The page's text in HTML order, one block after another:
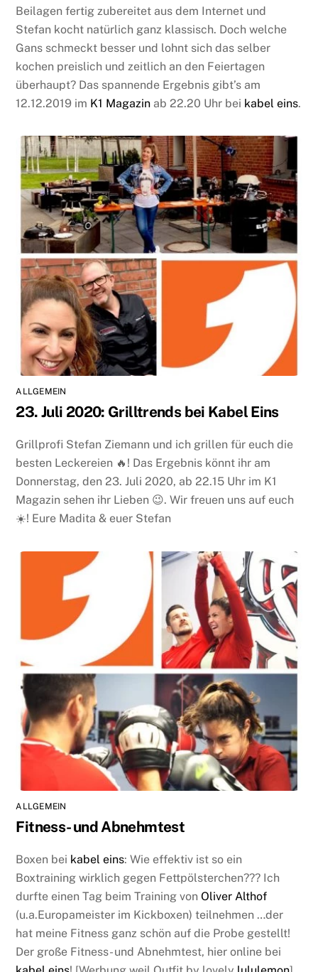
Beilagen fertig zubereitet aus dem Internet und
Stefan kocht natürlich ganz klassisch. Doch welche
Gans schmeckt besser und lohnt sich das selber
kochen preislich und zeitlich an den Feiertagen
überhaupt? Das spannende Ergebnis gibt’s am
12.12.2019 im K1 Magazin ab 22.20 Uhr bei kabel eins.
ALLGEMEIN
23. Juli 2020: Grilltrends bei Kabel Eins
Grillprofi Stefan Ziemann und ich grillen für euch die
besten Leckereien 🔥! Das Ergebnis könnt ihr am
Donnerstag, den 23. Juli 2020, ab 22.15 Uhr im K1
Magazin sehen ihr Lieben 😉. Wir freuen uns auf euch
☀️! Eure Madita & euer Stefan
ALLGEMEIN
Fitness- und Abnehmtest
Boxen bei kabel eins: Wie effektiv ist so ein
Boxtraining wirklich gegen Fettpölsterchen??? Ich
durfte einen Tag beim Training vonOliver Althof
(u.a.Europameister im Kickboxen) teilnehmen …der
hat meine Fitness ganz schön auf die Probe gestellt!
Der große Fitness- und Abnehmtest, hier online bei